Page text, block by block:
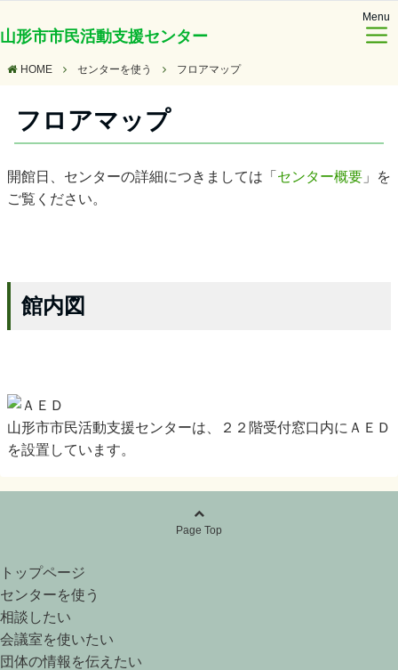
山形市市民活動支援センター
Menu
HOME センターを使う フロアマップ
フロアマップ
開館日、センターの詳細につきましては「 センター概要 」を
ご覧ください。
館内図
山形市市民活動支援センターは、２２階受付窓口内にＡＥＤ
を設置しています。
Page Top
トップページ
センターを使う
相談したい
会議室を使いたい
団体の情報を伝えたい